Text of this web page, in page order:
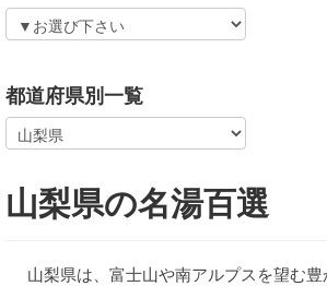
都道府県別一覧
山梨県の名湯百選
山梨県は、富士山や南アルプスを望む豊